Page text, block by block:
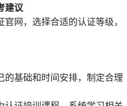
建议
网，选择合适的认证等级，
的基础和时间安排，制定合理